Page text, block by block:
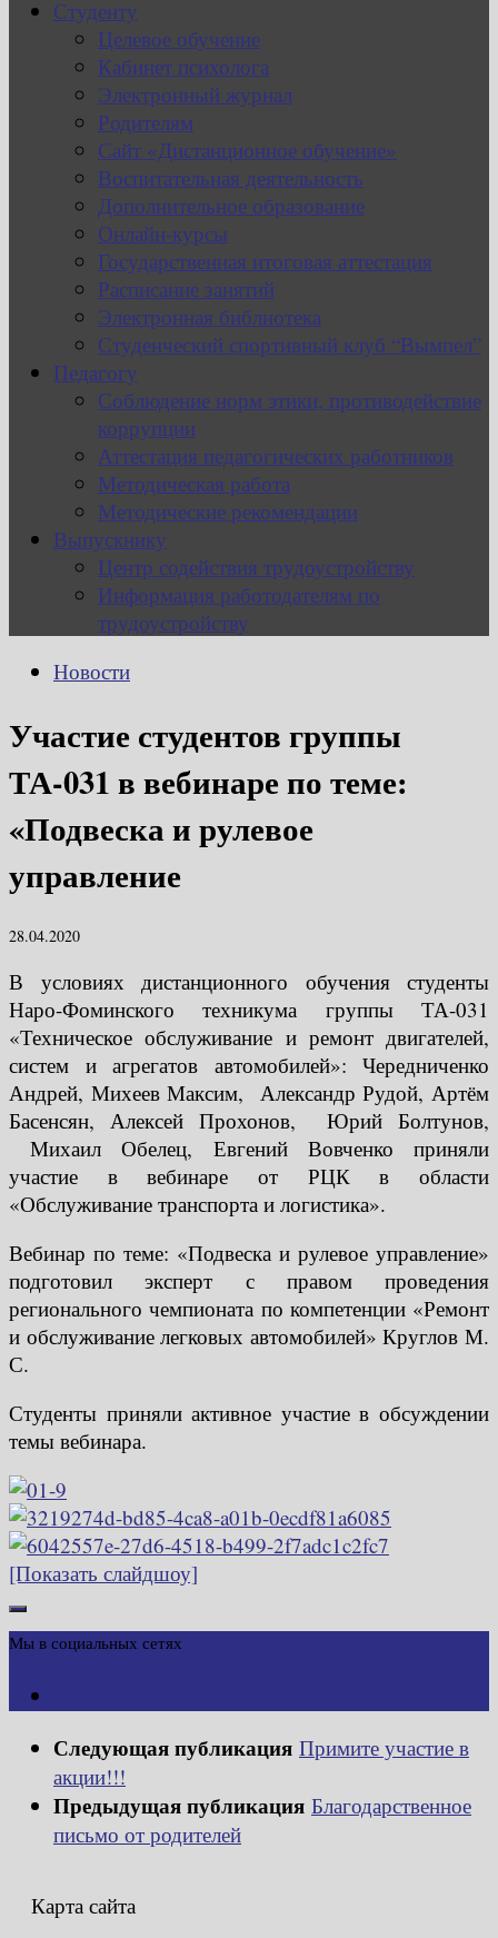
Студенту
Целевое обучение
Кабинет психолога
Электронный журнал
Родителям
Сайт «Дистанционное обучение»
Воспитательная деятельность
Дополнительное образование
Онлайн-курсы
Государственная итоговая аттестация
Расписание занятий
Электронная библиотека
Студенческий спортивный клуб “Вымпел”
Педагогу
Соблюдение норм этики, противодействие
коррупции
Аттестация педагогических работников
Методическая работа
Методические рекомендации
Выпускнику
Центр содействия трудоустройству
Информация работодателям по
трудоустройству
Новости
Участие студентов группы
ТА-031 в вебинаре по теме:
«Подвеска и рулевое
управление
28.04.2020
В условиях дистанционного обучения студенты
Наро-Фоминского техникума группы ТА-031
«Техническое обслуживание и ремонт двигателей,
систем и агрегатов автомобилей»: Чередниченко
Андрей, Михеев Максим, Александр Рудой, Артём
Басенсян, Алексей Прохонов, Юрий Болтунов,
Михаил Обелец, Евгений Вовченко приняли
участие в вебинаре от РЦК в области
«Обслуживание транспорта и логистика».
Вебинар по теме: «Подвеска и рулевое управление»
подготовил эксперт с правом проведения
регионального чемпионата по компетенции «Ремонт
и обслуживание легковых автомобилей» Круглов М.
С.
Студенты приняли активное участие в обсуждении
темы вебинара.
[Показать слайдшоу]
Мы в социальных сетях
Следующая публикация Примите участие в
акции!!!
Предыдущая публикация Благодарственное
письмо от родителей
Карта сайта